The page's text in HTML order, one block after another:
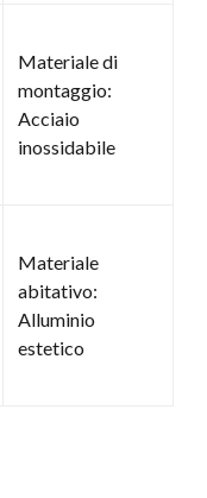
Materiale di
montaggio:
Acciaio
inossidabile
Materiale
abitativo:
Alluminio
estetico